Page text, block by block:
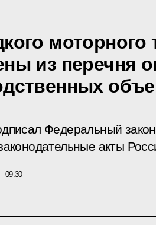
моторного
из перечня
Федеральный
акты
09:30